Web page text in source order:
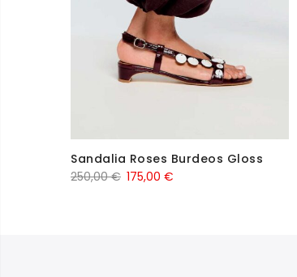
Sandalia Roses Burdeos Gloss
250,00€ El
175,00 €